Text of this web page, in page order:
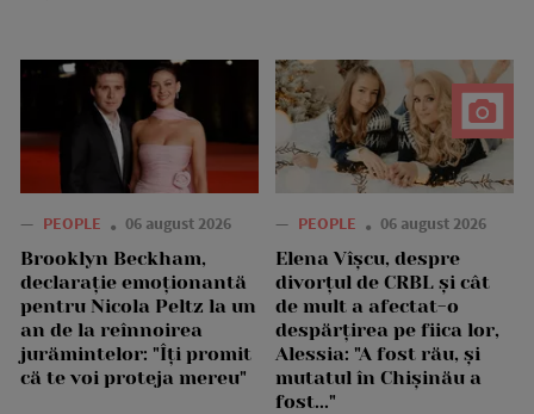
— PEOPLE 06 august 2026
Brooklyn Beckham,
declarație emoționantă
pentru Nicola Peltz la un
an de la reînnoirea
jurămintelor: "Îți promit
că te voi proteja mereu"
— PEOPLE 06 august 2026
Elena Vîșcu, despre
divorțul de CRBL și cât
de mult a afectat-o
despărțirea pe fiica lor,
Alessia: "A fost rău, și
mutatul în Chișinău a
fost..."